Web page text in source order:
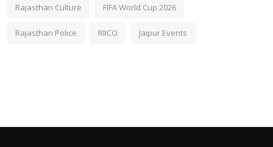
Rajasthan Culture FIFA World Cup 2026
Rajasthan Police RIICO Jaipur Events